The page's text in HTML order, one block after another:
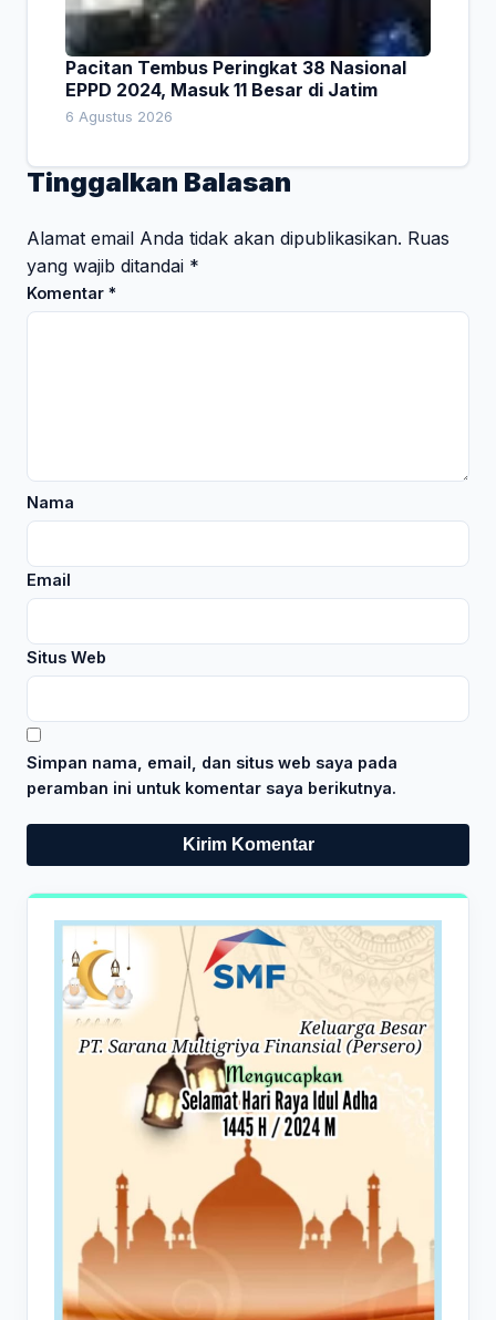
Pacitan Tembus Peringkat 38 Nasional
EPPD 2024, Masuk 11 Besar di Jatim
6 Agustus 2026
Tinggalkan Balasan
Alamat email Anda tidak akan dipublikasikan. Ruas
yang wajib ditandai *
Komentar *
Nama
Email
Situs Web
Simpan nama, email, dan situs web saya pada
peramban ini untuk komentar saya berikutnya.